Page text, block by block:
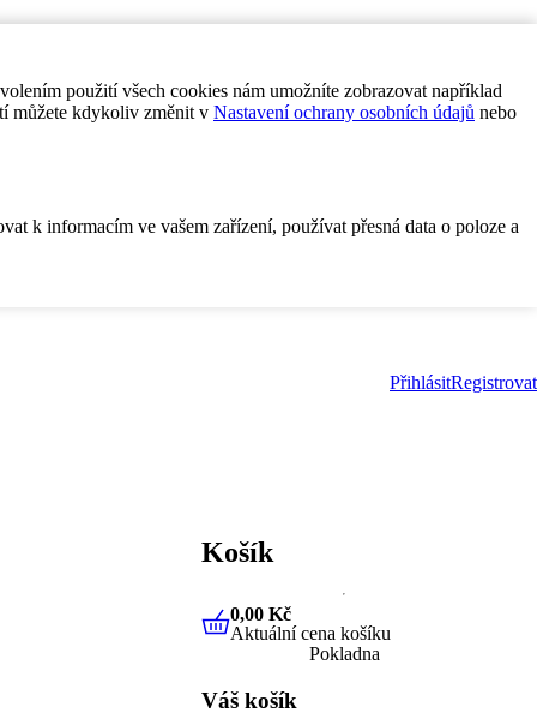
použití všech cookies nám umožníte zobrazovat například
můžete kdykoliv změnit v Nastavení ochrany osobních údajů nebo
k informacím ve vašem zařízení, používat přesná data o poloze a
PřihlásitRegistrovat
Košík
0,00 KčAktuální cena košíku
0,00 Kč
Aktuální cena košíku
Pokladna
Váš košík